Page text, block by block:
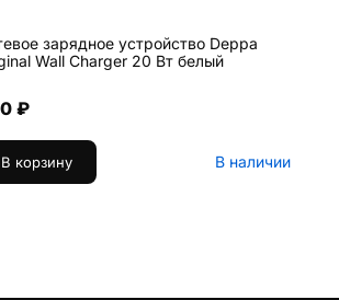
зарядное устройство Deppa
Wall Charger 20 Вт белый
₽
В корзину В наличии